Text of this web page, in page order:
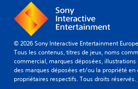
© 2026 Sony Interactive Entertainment
Tous les contenus, titres de jeux, noms
commercial, marques déposées,
des marques déposées et/ou la propriété en
propriétaires respectifs. Tous droits réservés.